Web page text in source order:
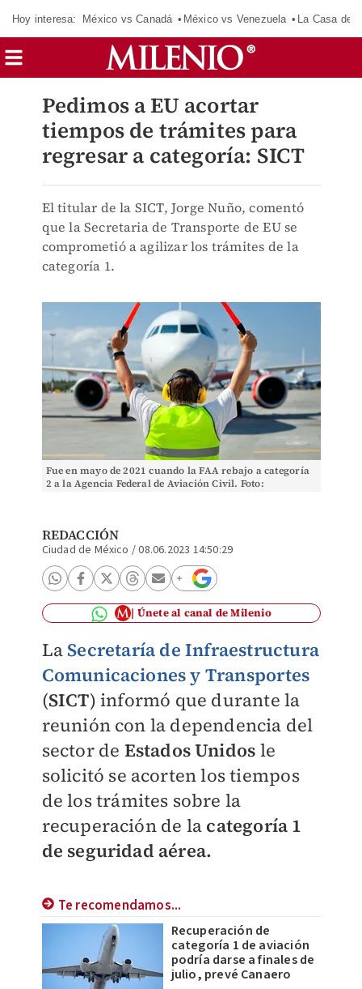
Hoy interesa: México vs Canadá México vs Venezuela La Casa de
Pedimos a EU acortar
tiempos de trámites para
regresar a categoría: SICT
El titular de la SICT, Jorge Nuño, comentó
que la Secretaria de Transporte de EU se
comprometió a agilizar los trámites de la
categoría 1.
Fue en mayo de 2021 cuando la FAA rebajo a categoría
2 a la Agencia Federal de Aviación Civil. Foto:
REDACCIÓN
Ciudad de México /08.06.2023 14:50:29
Únete al canal de Milenio
La Secretaría de Infraestructura
Comunicaciones y Transportes
(SICT) informó que durante la
reunión con la dependencia del
sector de Estados Unidos le
solicitó se acorten los tiempos
de los trámites sobre la
recuperación de la categoría 1
de seguridad aérea.
Te recomendamos...
Recuperación de
categoría 1 de aviación
podría darse a finales de
julio, prevé Canaero